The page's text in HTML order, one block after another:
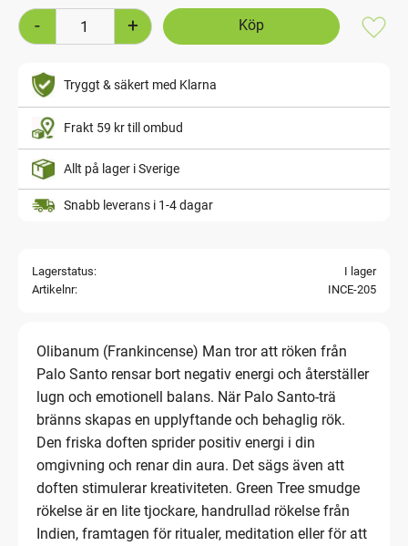
+
-
Tryggt & säkert med Klarna
Frakt 59 kr till ombud
Allt på lager i Sverige
Snabb leverans i 1-4 dagar
Lagerstatus
I lager
Artikelnr
INCE-205
Olibanum (Frankincense) Man tror att röken från
Palo Santo rensar bort negativ energi och återställer
lugn och emotionell balans. När Palo Santo-trä
bränns skapas en upplyftande och behaglig rök.
Den friska doften sprider positiv energi i din
omgivning och renar din aura. Det sägs även att
doften stimulerar kreativiteten. Green Tree smudge
rökelse är en lite tjockare, handrullad rökelse från
Indien, framtagen för ritualer, meditation eller för att